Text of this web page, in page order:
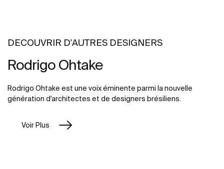
DECOUVRIR D'AUTRES DESIGNERS
Rodrigo Ohtake
Rodrigo Ohtake est une voix éminente parmi la nouvelle
génération d'architectes et de designers brésiliens.
Voir Plus